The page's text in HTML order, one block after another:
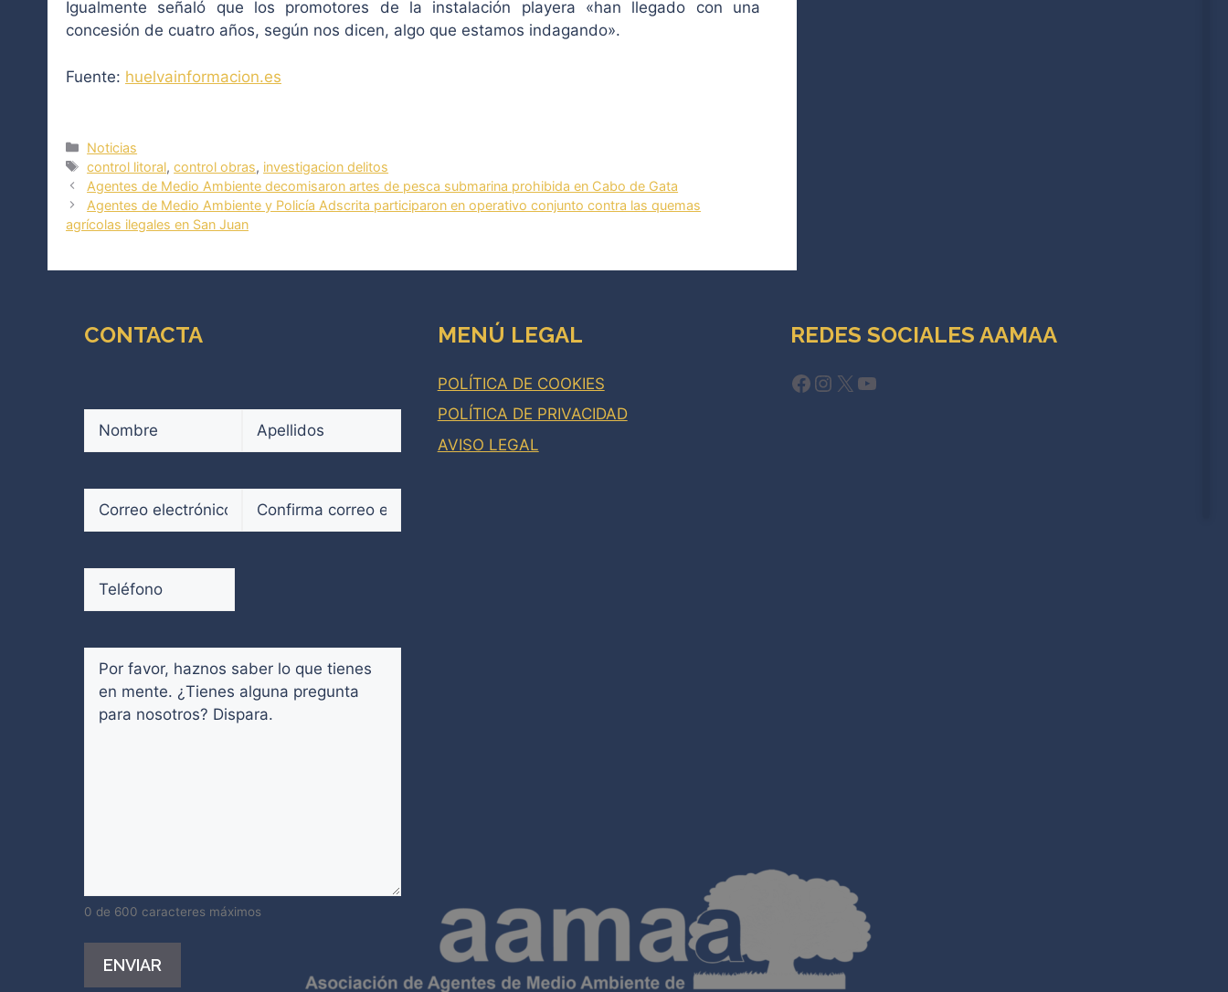
Igualmente señaló que los promotores de la instalación playera «han llegado con una
concesión de cuatro años, según nos dicen, algo que estamos indagando».
Fuente: huelvainformacion.es
Categorías
Noticias
Etiquetas
control litoral,control obras, investigacion delitos
Agentes de Medio Ambiente decomisaron artes de pesca submarina prohibida en Cabo de Gata
Agentes de Medio Ambiente y Policía Adscrita participaron en operativo conjunto contra las quemas
agrícolas ilegales en San Juan
CONTACTA
electrónico(Obligatorio)
un
email
Teléfono
0 de 600 caracteres máximos
MENÚ LEGAL
POLÍTICA DE COOKIES
POLÍTICA DE PRIVACIDAD
AVISO LEGAL
REDES SOCIALES AAMAA
Facebook
Instagram
X YouTube